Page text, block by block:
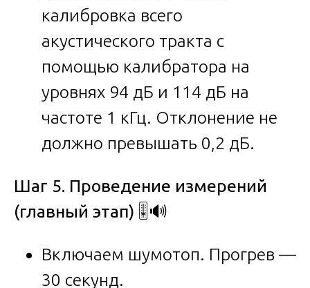
калибровка всего
акустического тракта с
помощью калибратора на
уровнях 94 дБ и 114 дБ на
частоте 1 кГц. Отклонение не
должно превышать 0,2 дБ.
Шаг 5. Проведение измерений
(главный этап) 🎚️🔊
Включаем шумотоп. Прогрев —
30 секунд.